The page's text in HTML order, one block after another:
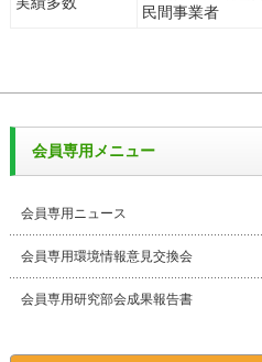
民間事業者
会員専用メニュー
会員専用ニュース
会員専用環境情報意見交換会
会員専用研究部会成果報告書